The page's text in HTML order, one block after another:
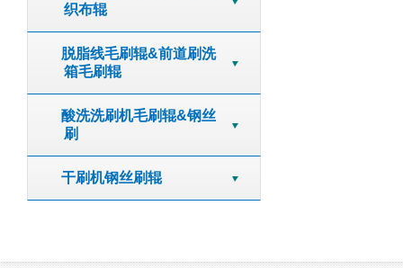
织布辊
脱脂线毛刷辊&前道刷洗
箱毛刷辊
酸洗洗刷机毛刷辊&钢丝
刷
干刷机钢丝刷辊